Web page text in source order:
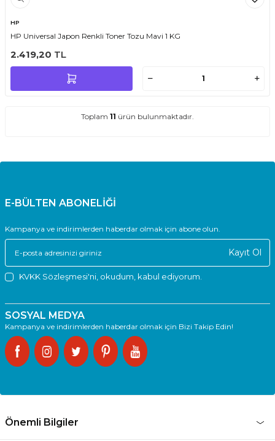
HP
HP Universal Japon Renkli Toner Tozu Mavi 1 KG
2.419,20 TL
Toplam 11 ürün bulunmaktadır.
E-BÜLTEN ABONELİĞİ
Kampanya ve indirimlerden haberdar olmak için abone olun.
Kayıt Ol
KVKK Sözleşmesi'ni , okudum, kabul ediyorum.
SOSYAL MEDYA
Kampanya ve indirimlerden haberdar olmak için Bizi Takip Edin!
Önemli Bilgiler